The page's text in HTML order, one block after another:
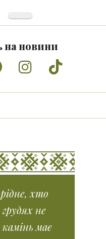
на новини
TumblrInstagram
Tiktok
хто
не
має